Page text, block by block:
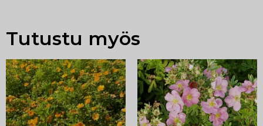
Tutustu myös